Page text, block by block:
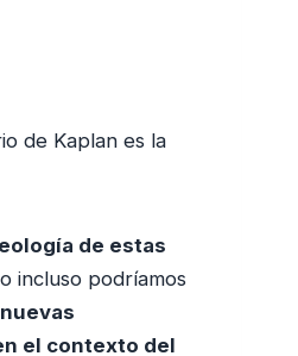
de Kaplan es la
de estas
o incluso podríamos
el contexto del